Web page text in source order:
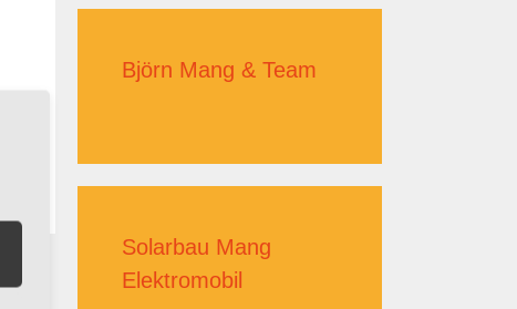
Björn Mang & Team
Solarbau Mang
Elektromobil